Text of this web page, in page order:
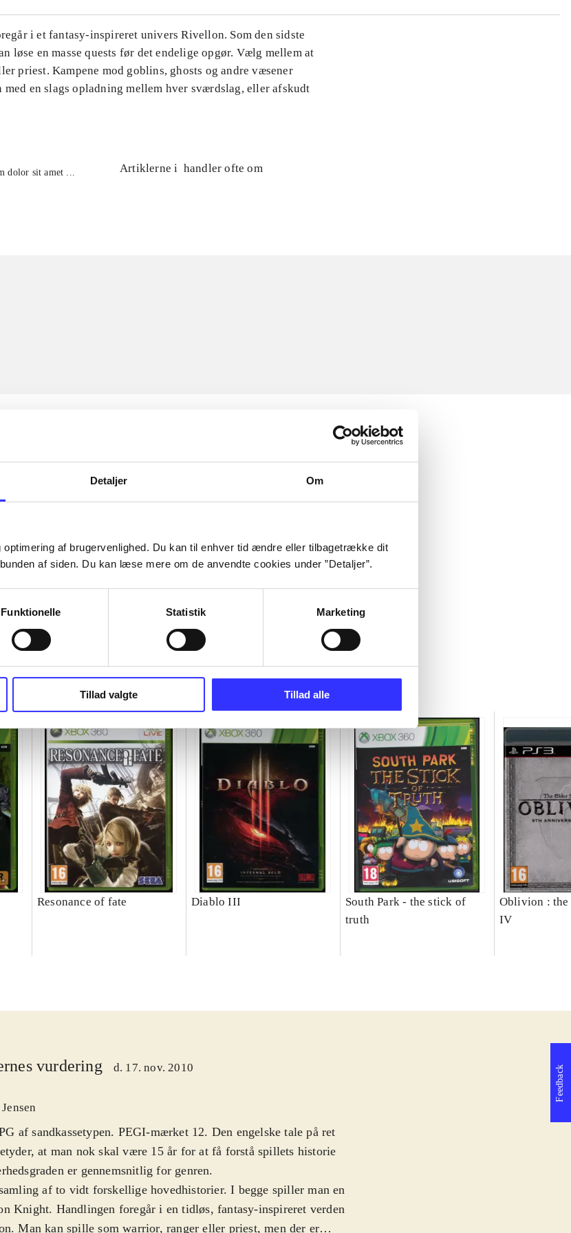
Detaljer Om
af brugervenlighed. Du kan til enhver tid ændre eller tilbagetrække dit
af siden. Du kan læse mere om de anvendte cookies under ”Detaljer”.
Funktionelle Statistik Marketing
Tillad valgte Tillad alle
i et fantasy-inspireret univers Rivellon. Som den sidste
løse en masse quests før det endelige opgør. Vælg mellem at
priest. Kampene mod goblins, ghosts og andre væsener
med en slags opladning mellem hver sværdslag, eller afskudt
dolor sit amet ...
Artiklerne i handler ofte om
Resonance of fate Diablo III
South Park - the stick of
truth
Oblivion :
IV
vurdering d. 17. nov. 2010
af sandkassetypen. PEGI-mærket 12. Den engelske tale på ret
at man nok skal være 15 år for at få forstå spillets historie
er gennemsnitlig for genren.
af to vidt forskellige hovedhistorier. I begge spiller man en
Knight. Handlingen foregår i en tidløs, fantasy-inspireret verden
Man kan spille som warrior, ranger eller priest, men der er
Feedback